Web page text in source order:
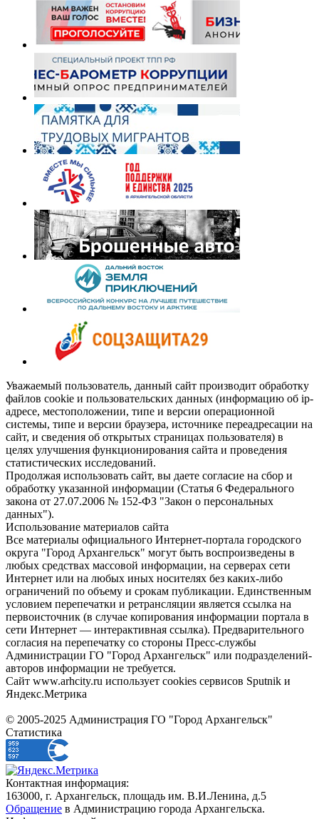
Уважаемый пользователь, данный сайт производит обработку
файлов cookie и пользовательских данных (информацию об ip-
адресе, местоположении, типе и версии операционной
системы, типе и версии браузера, источнике переадресации на
сайт, и сведения об открытых страницах пользователя) в
целях улучшения функционирования сайта и проведения
статистических исследований.
Продолжая использовать сайт, вы даете согласие на сбор и
обработку указанной информации (Статья 6 Федерального
закона от 27.07.2006 № 152-ФЗ "Закон о персональных
данных").
Использование материалов сайта
Все материалы официального Интернет-портала городского
округа "Город Архангельск" могут быть воспроизведены в
любых средствах массовой информации, на серверах сети
Интернет или на любых иных носителях без каких-либо
ограничений по объему и срокам публикации. Единственным
условием перепечатки и ретрансляции является ссылка на
первоисточник (в случае копирования информации портала в
сети Интернет — интерактивная ссылка). Предварительного
согласия на перепечатку со стороны Пресс-службы
Администрации ГО "Город Архангельск" или подразделений-
авторов информации не требуется.
Сайт www.arhcity.ru использует cookies сервисов Sputnik и
Яндекс.Метрика
© 2005-2025 Администрация ГО "Город Архангельск"
Статистика
Контактная информация:
163000, г. Архангельск, площадь им. В.И.Ленина, д.5
Обращение в Администрацию города Архангельска.